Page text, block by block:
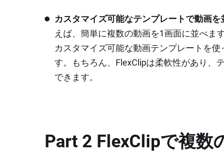
カスタマイズ可能なテンプレートで動画を
えば、簡単に複数の動画を1画面に並べま
カスタマイズ可能な動画テンプレートを
す。もちろん、FlexClipは柔軟性があり、
できます。
Part 2 FlexClipで複数